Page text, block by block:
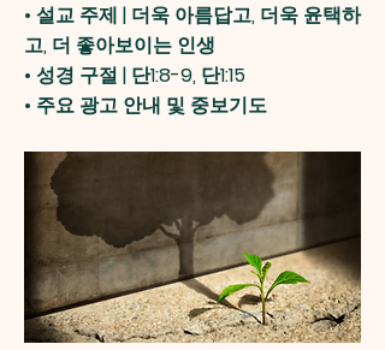
• 설교 주제 | 더욱 아름답고, 더욱 윤택하
고, 더 좋아보이는 인생
• 성경 구절 | 단1:8-9, 단1:15
• 주요 광고 안내 및 중보기도